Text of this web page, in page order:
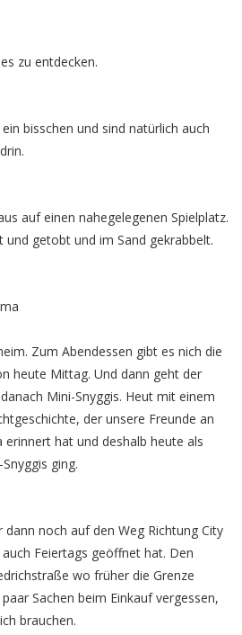
zu entdecken.
bisschen und sind natürlich auch
auf einen nahegelegenen Spielplatz.
getobt und im Sand gekrabbelt.
Zum Abendessen gibt es nich die
heute Mittag. Und dann geht der
Mini-Snyggis. Heut mit einem
der unsere Freunde an
hat und deshalb heute als
ging.
noch auf den Weg Richtung City
Feiertags geöffnet hat. Den
wo früher die Grenze
Sachen beim Einkauf vergessen,
brauchen.